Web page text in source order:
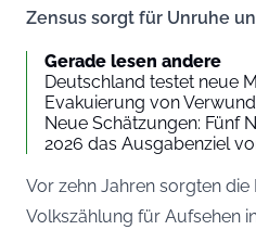
Zensus sorgt für Unruhe
Gerade lesen andere
Deutschland testet neue
Evakuierung von
Neue Schätzungen: Fünf
2026 das Ausgabenziel
Vor zehn Jahren sorgten
Volkszählung für Aufsehen